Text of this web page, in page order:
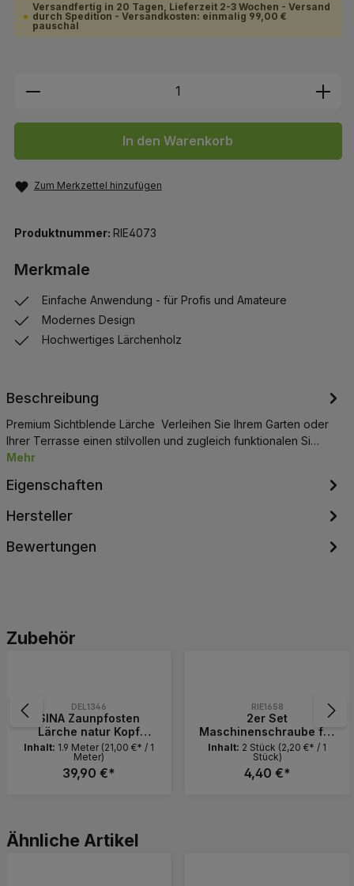
Versandfertig in 20 Tagen, Lieferzeit 2-3 Wochen - Versand
durch Spedition - Versandkosten: einmalig 99,00 €
pauschal
Produkt Anzahl: Gib den
In den Warenkorb
Zum Merkzettel hinzufügen
Produktnummer: RIE4073
Merkmale
Einfache Anwendung - für Profis und Amateure
Modernes Design
Hochwertiges Lärchenholz
Beschreibung
Premium Sichtblende Lärche Verleihen Sie Ihrem Garten oder
Ihrer Terrasse einen stilvollen und zugleich funktionalen Si…
Mehr
Eigenschaften
Hersteller
Bewertungen
Produktgalerie überspringen
Zubehör
DEL1346
SINA Zaunpfosten
Lärche natur Kopf
gerundet 9x9x190 cm
Kantholz Pfosten Typ A
Inhalt: 1.9 Meter (21,00 €* / 1
Meter)
39,90 €*
RIE1658
2er Set
Maschinenschraube für
91 mm H-Pfostenträger
(M10x110 mm) + Mutter
Inhalt: 2 Stück (2,20 €* / 1
Stück)
4,40 €*
Produktgalerie überspringen
Ähnliche Artikel